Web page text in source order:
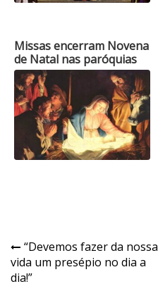
Missas encerram Novena
de Natal nas paróquias
Navegação
de
“Devemos fazer da nossa
vida um presépio no dia a
dia!”